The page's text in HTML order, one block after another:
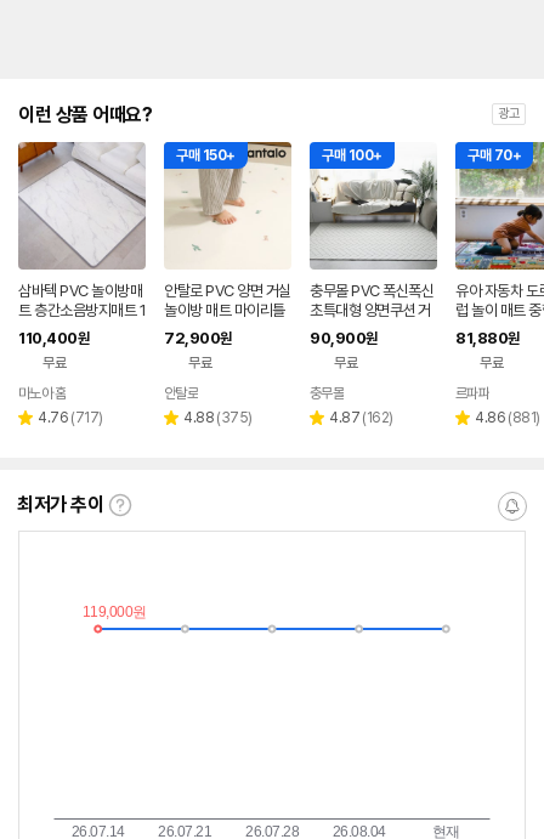
이런 상품 어때요? 광고
삼바텍 PVC 놀이방매
트 층간소음방지매트 1
40x100cm 1+1
110,400원
무료
페이
마노아 홈
별 4.76 리
(717)
구매 150+
안탈로 PVC 양면 거실
놀이방 매트 마이리틀
다이노 공룡 1400x2
000x6T
72,900원
무료
안탈로
별 4.88 리
(375)
구매 100+
충무몰 PVC 폭신폭신
초특대형 양면쿠션 거
실놀이매트 대형 L 20
0x140cm
90,900원
무료
충무몰
별 4.87 리
(162)
구매 70+
유아 자동차 도
럽 놀이 매트
81,880원
무료
페이
르파파
별 4.86 리
(881)
최저가 추이
최
이
란?
알